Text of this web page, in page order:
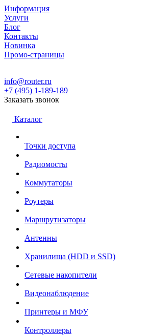
Информация
Услуги
Блог
Контакты
Новинка
Промо-страницы
info@router.ru
+7 (495) 1-189-189
Заказать звонок
Каталог
Точки доступа
Радиомосты
Коммутаторы
Роутеры
Маршрутизаторы
Антенны
Хранилища (HDD и SSD)
Сетевые накопители
Видеонаблюдение
Принтеры и МФУ
Контроллеры